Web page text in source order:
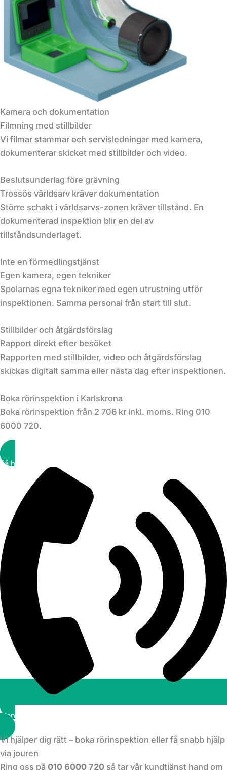
Kamera och dokumentation
Filmning med stillbilder
Vi filmar stammar och servisledningar med kamera,
dokumenterar skicket med stillbilder och video.
Beslutsunderlag före grävning
Trossös världsarv kräver dokumentation
Större schakt i världsarvs-zonen kräver tillstånd. En
dokumenterad inspektion blir en del av
tillståndsunderlaget.
Inte en förmedlingstjänst
Egen kamera, egen tekniker
Spolarnas egna tekniker med egen utrustning utför
inspektionen. Samma personal från start till slut.
Stillbilder och åtgärdsförslag
Rapport direkt efter besöket
Rapporten med stillbilder, video och åtgärdsförslag
skickas digitalt samma eller nästa dag efter inspektionen.
Boka rörinspektion i Karlskrona
Boka rörinspektion från 2 706 kr inkl. moms. Ring 010
6000 720.
Få hjälp snabbt!
Planera ett besök
Vi hjälper dig rätt – boka rörinspektion eller få snabb hjälp
via jouren
Ring oss på 010 6000 720 så tar vår kundtjänst hand om